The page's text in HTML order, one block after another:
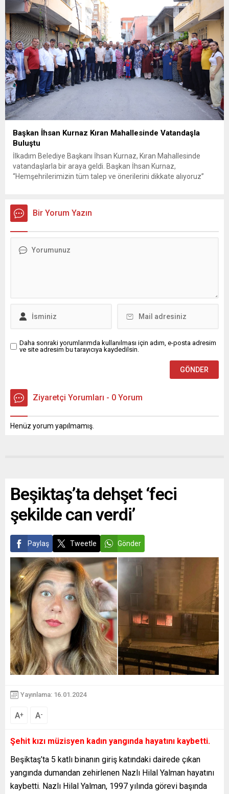
ilçesine...
Başkan İhsan Kurnaz Kıran Mahallesinde Vatandaşla
Buluştu
İlkadım Belediye Başkanı İhsan Kurnaz, Kıran Mahallesinde
vatandaşlarla bir araya geldi. Başkan İhsan Kurnaz,
“Hemşehrilerimizin tüm talep ve önerilerini dikkate alıyoruz”
sohbet eden, onların talep ve önerileri dinleyen Başkan İhsan
Kurnaz, gelen taleplerin çözümü için...
Bir Yorum Yazın
Daha sonraki yorumlarımda kullanılması için adım, e-posta adresim
ve site adresim bu tarayıcıya kaydedilsin.
Ziyaretçi Yorumları - 0 Yorum
Henüz yorum yapılmamış.
Beşiktaş’ta dehşet ‘feci
şekilde can verdi’
Paylaş Tweetle Gönder
Yayınlama: 16.01.2024
A+ A-
Şehit kızı müzisyen kadın yangında hayatını kaybetti.
Beşiktaş’ta 5 katlı binanın giriş katındaki dairede çıkan
yangında dumandan zehirlenen Nazlı Hilal Yalman hayatını
kaybetti. Nazlı Hilal Yalman, 1997 yılında görevi başında